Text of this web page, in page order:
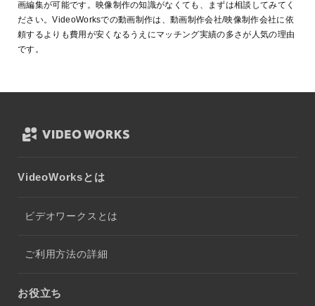
画編集が可能です。映像制作の知識がなくても、まずは相談してみてく
ださい。VideoWorksでの動画制作は、動画制作会社/映像制作会社に依
頼するよりも費用が安くなるうえにマッチング実績の多さが人気の理由
です。
VideoWorksとは
ビデオワークスとは
ご利用方法の詳細
お役立ち